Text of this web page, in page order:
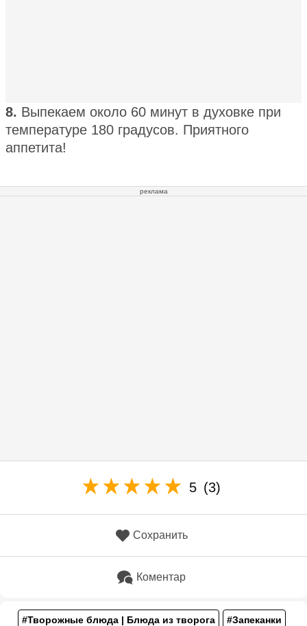
8. Выпекаем около 60 минут в духовке при
температуре 180 градусов. Приятного
аппетита!
реклама
5 (3)
Сохранить
Коментар
#Творожные блюда | Блюда из творога #Запеканки